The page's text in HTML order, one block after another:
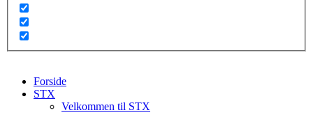
Forside
STX
Velkommen til STX